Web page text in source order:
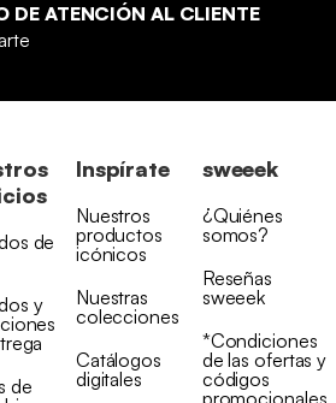
DE ATENCIÓN AL CLIENTE
de
y
de
Inspírate
Nuestros
productos
icónicos
Nuestras
colecciones
Catálogos
digitales
sweeek
¿Quiénes
somos?
Reseñas
sweeek
*Condiciones
de las ofertas y
códigos